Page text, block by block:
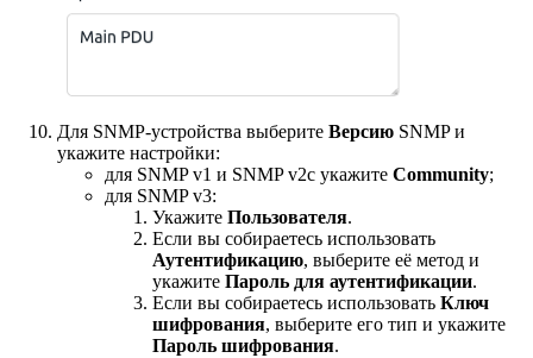
Для SNMP-устройства выберите Версию SNMP и
укажите настройки:
для SNMP v1 и SNMP v2c укажите Community;
для SNMP v3:
Укажите Пользователя.
Если вы собираетесь использовать
Аутентификацию, выберите её метод и
укажите Пароль для аутентификации.
Если вы собираетесь использовать Ключ
шифрования, выберите его тип и укажите
Пароль шифрования.